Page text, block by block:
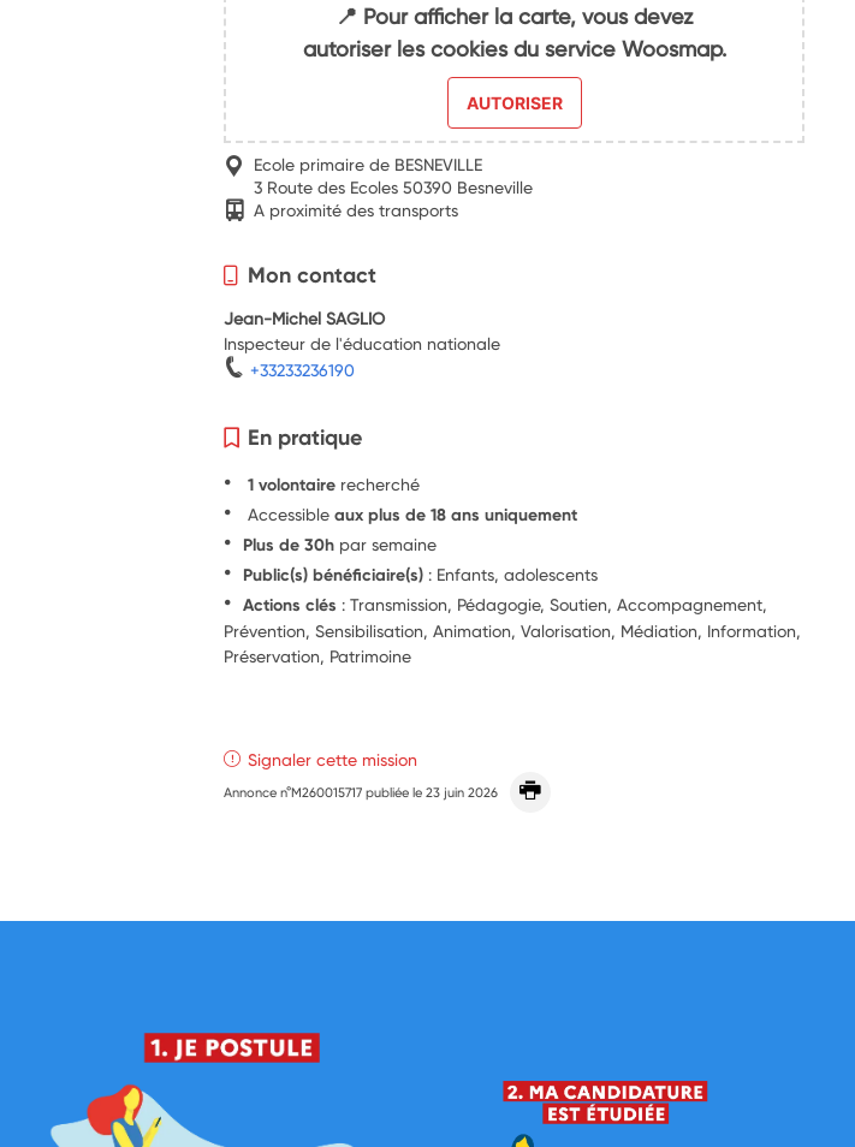
📍 Pour afficher la carte, vous devez
autoriser les cookies du service Woosmap.
AUTORISER
Ecole primaire de BESNEVILLE
3 Route des Ecoles 50390 Besneville
A proximité des transports
Mon contact
Jean-Michel SAGLIO
Inspecteur de l'éducation nationale
+33233236190
En pratique
1 volontaire recherché
Accessibleaux plus de 18 ans uniquement
Plus de 30h par semaine
Public(s) bénéficiaire(s) : Enfants, adolescents
Actions clés : Transmission, Pédagogie, Soutien, Accompagnement,
Prévention, Sensibilisation, Animation, Valorisation, Médiation, Information,
Préservation, Patrimoine
Signaler cette mission
Annonce n°M260015717 publiée le23 juin 2026